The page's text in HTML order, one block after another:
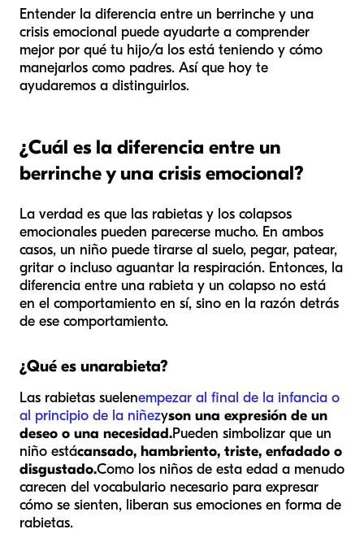
Entender la diferencia entre un berrinche y una
crisis emocional puede ayudarte a comprender
mejor por qué tu hijo/a los está teniendo y cómo
manejarlos como padres. Así que hoy te
ayudaremos a distinguirlos.
¿Cuál es la diferencia entre un
berrinche y una crisis emocional?
La verdad es que las rabietas y los colapsos
emocionales pueden parecerse mucho. En ambos
casos, un niño puede tirarse al suelo, pegar, patear,
gritar o incluso aguantar la respiración. Entonces, la
diferencia entre una rabieta y un colapso no está
en el comportamiento en sí, sino en la razón detrás
de ese comportamiento.
¿Qué es unarabieta?
Las rabietas suelenempezar al final de la infancia o
al principio de la niñezyson una expresión de un
deseo o una necesidad.Pueden simbolizar que un
niño estácansado, hambriento, triste, enfadado o
disgustado.Como los niños de esta edad a menudo
carecen del vocabulario necesario para expresar
cómo se sienten, liberan sus emociones en forma de
rabietas.